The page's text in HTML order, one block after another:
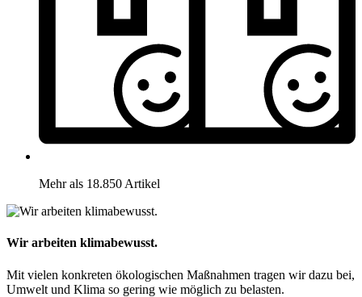
Mehr als 18.850 Artikel
Wir arbeiten klimabewusst.
Mit vielen konkreten ökologischen Maßnahmen tragen wir dazu bei,
Umwelt und Klima so gering wie möglich zu belasten.